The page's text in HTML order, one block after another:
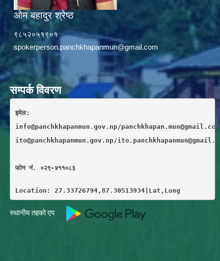
ओम बहादुर श्रेष्ठ
९८५२०५१९०१
spokerperson.panchkhapanmun@gmail.com
सम्पर्क विवरण
इमेल:
info@panchkhapanmun.gov.np/
ito@panchkhapanmun.gov.np/
फाेन नं. ०२९-४११०८३
Location: 27.33726794,87.30513934|Lat,Long
स्थानीय तहको एप